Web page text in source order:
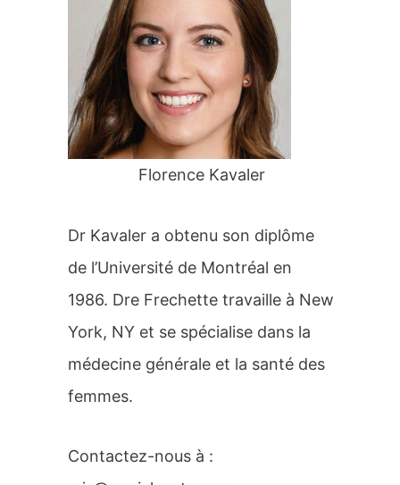
:
Florence Kavaler
Dr Kavaler a obtenu son diplôme
de l’Université de Montréal en
1986. Dre Frechette travaille à New
York, NY et se spécialise dans la
médecine générale et la santé des
femmes.
Contactez-nous à :